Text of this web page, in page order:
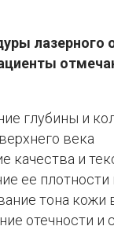
лазерного
глубины и
века
качества и
ее плотности
тона кожи
отечности и